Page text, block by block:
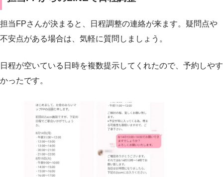
担当FPさんが決まると、日程調整の連絡が来ます。疑問点や
不安点がある場合は、気軽に質問しましょう。
日程が空いている日時を複数提示してくれたので、予約しやす
かったです。